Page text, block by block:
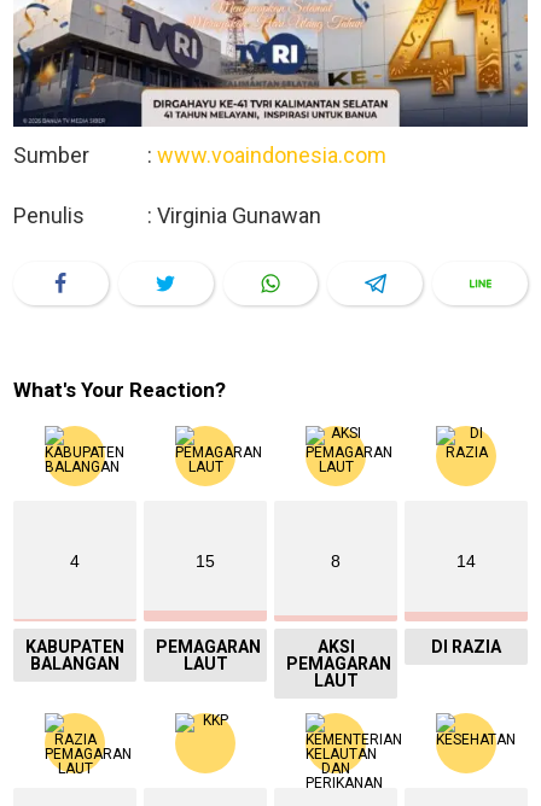
Sumber : www.voaindonesia.com
Penulis : Virginia Gunawan
What's Your Reaction?
4
KABUPATEN
BALANGAN
15
PEMAGARAN
LAUT
8
AKSI
PEMAGARAN
LAUT
14
DI RAZIA